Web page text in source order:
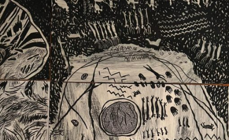
Configuración de cookies
Universidad de los Andes | Vigilada Mineducación.
Reconocimiento como universidad: Decreto 1297 del 30
de mayo de 1964. Reconocimiento de personería jurídica:
Resolución 28 del 23 de febrero de 1949, Minjusticia.
Acreditación institucional de alta calidad, 10 años:
Resolución 000194 del 16 de enero del 2025.
Ext. 2626
Posgrados
Ext. 4925
Educación
Continua
Ext. 4795